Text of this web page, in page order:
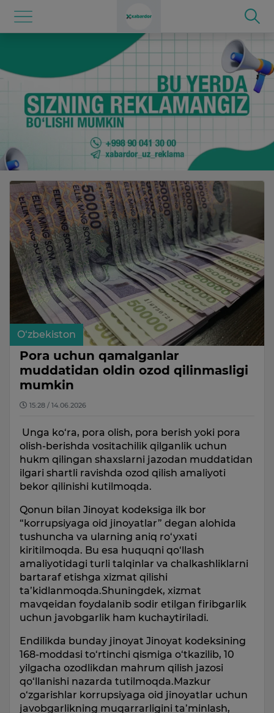
O‘zbekiston
Pora uchun qamalganlar
muddatidan oldin ozod qilinmasligi
mumkin
15:28 / 14.06.2026
Unga ko‘ra, pora olish, pora berish yoki pora
olish-berishda vositachilik qilganlik uchun
hukm qilingan shaxslarni jazodan muddatidan
ilgari shartli ravishda ozod qilish amaliyoti
bekor qilinishi kutilmoqda.
Qonun bilan Jinoyat kodeksiga ilk bor
“korrupsiyaga oid jinoyatlar” degan alohida
tushuncha va ularning aniq ro‘yxati
kiritilmoqda. Bu esa huquqni qo‘llash
amaliyotidagi turli talqinlar va chalkashliklarni
bartaraf etishga xizmat qilishi
ta’kidlanmoqda.Shuningdek, xizmat
mavqeidan foydalanib sodir etilgan firibgarlik
uchun javobgarlik ham kuchaytiriladi.
Endilikda bunday jinoyat Jinoyat kodeksining
168-moddasi to‘rtinchi qismiga o‘tkazilib, 10
yilgacha ozodlikdan mahrum qilish jazosi
qo‘llanishi nazarda tutilmoqda.Mazkur
o‘zgarishlar korrupsiyaga oid jinoyatlar uchun
javobgarlikning muqarrarligini ta’minlash,